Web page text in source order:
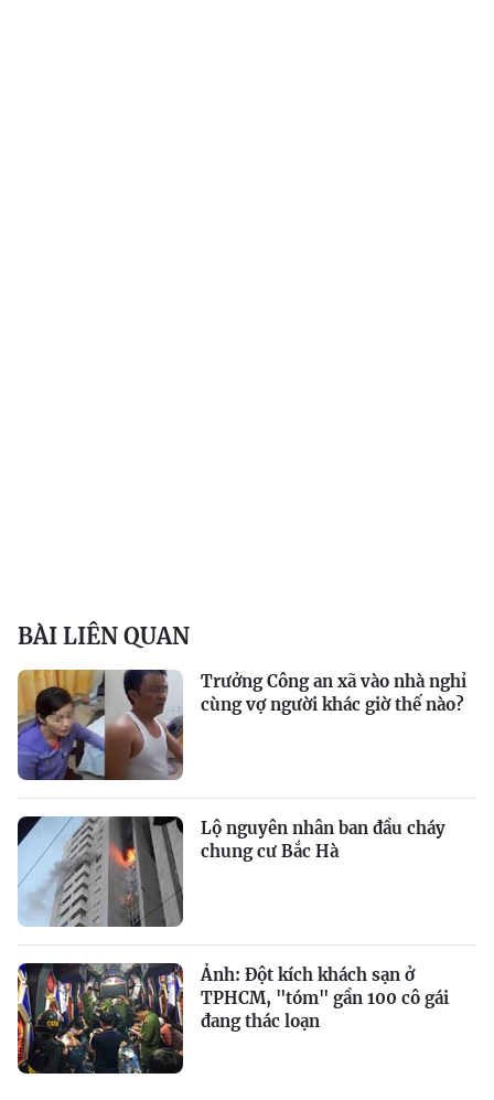
BÀI LIÊN QUAN
Trưởng Công an xã vào nhà nghỉ
cùng vợ người khác giờ thế nào?
Lộ nguyên nhân ban đầu cháy
chung cư Bắc Hà
Ảnh: Đột kích khách sạn ở
TPHCM, "tóm" gần 100 cô gái
đang thác loạn